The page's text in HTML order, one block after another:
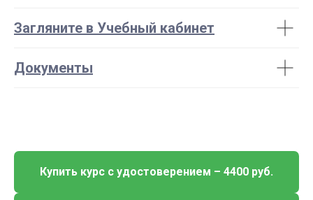
Загляните в Учебный кабинет
Документы
Купить курс с удостоверением – 4400 руб.